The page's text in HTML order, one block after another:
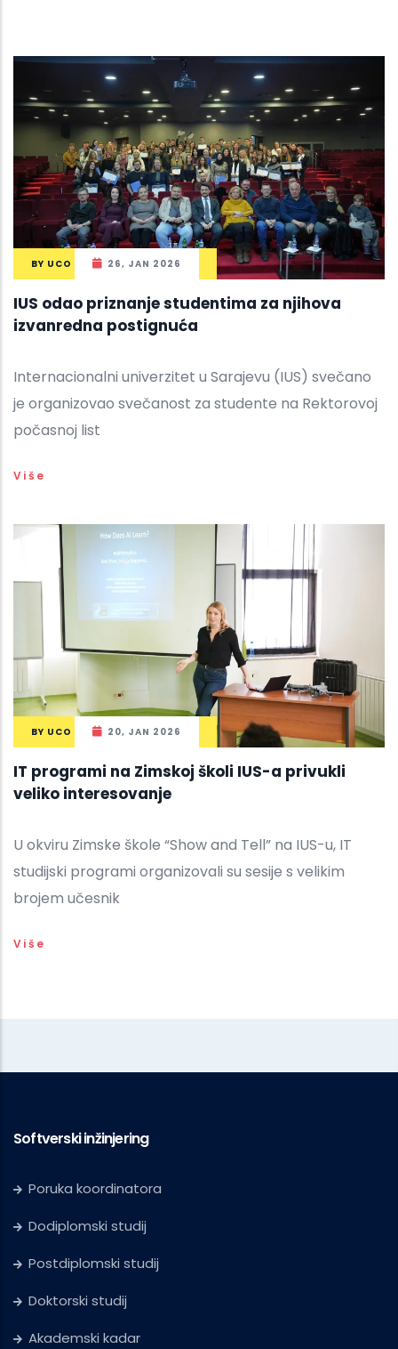
BY UCO 26, JAN 2026
IUS odao priznanje studentima za njihova
izvanredna postignuća
Internacionalni univerzitet u Sarajevu (IUS) svečano
je organizovao svečanost za studente na Rektorovoj
počasnoj list
Više
BY UCO 20, JAN 2026
IT programi na Zimskoj školi IUS-a privukli
veliko interesovanje
U okviru Zimske škole “Show and Tell” na IUS-u, IT
studijski programi organizovali su sesije s velikim
brojem učesnik
Više
Softverski inžinjering
Poruka koordinatora
Dodiplomski studij
Postdiplomski studij
Doktorski studij
Akademski kadar